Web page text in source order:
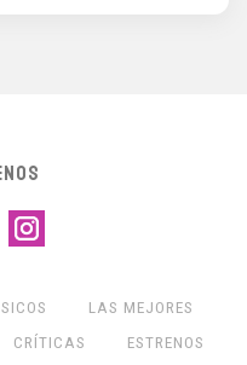
LAS MEJORES
CRÍTICAS
ESTRENOS